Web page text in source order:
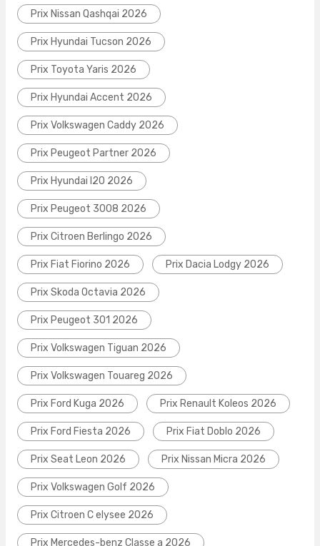
Prix Nissan Qashqai 2026
Prix Hyundai Tucson 2026
Prix Toyota Yaris 2026
Prix Hyundai Accent 2026
Prix Volkswagen Caddy 2026
Prix Peugeot Partner 2026
Prix Hyundai I20 2026
Prix Peugeot 3008 2026
Prix Citroen Berlingo 2026
Prix Fiat Fiorino 2026 Prix Dacia Lodgy 2026
Prix Skoda Octavia 2026
Prix Peugeot 301 2026
Prix Volkswagen Tiguan 2026
Prix Volkswagen Touareg 2026
Prix Ford Kuga 2026 Prix Renault Koleos 2026
Prix Ford Fiesta 2026 Prix Fiat Doblo 2026
Prix Seat Leon 2026 Prix Nissan Micra 2026
Prix Volkswagen Golf 2026
Prix Citroen C elysee 2026
Prix Mercedes-benz Classe a 2026